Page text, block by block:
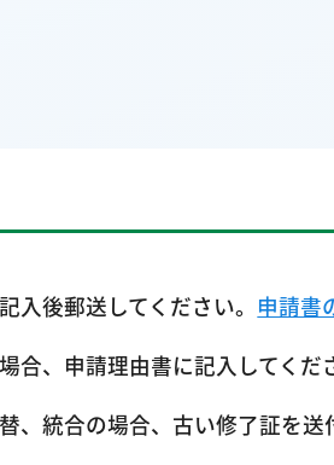
入後郵送してください。 申請書
合、申請理由書に記入してくだ
、統合の場合、古い修了証を送